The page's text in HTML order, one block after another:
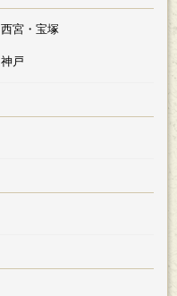
西宮・宝塚
神戸